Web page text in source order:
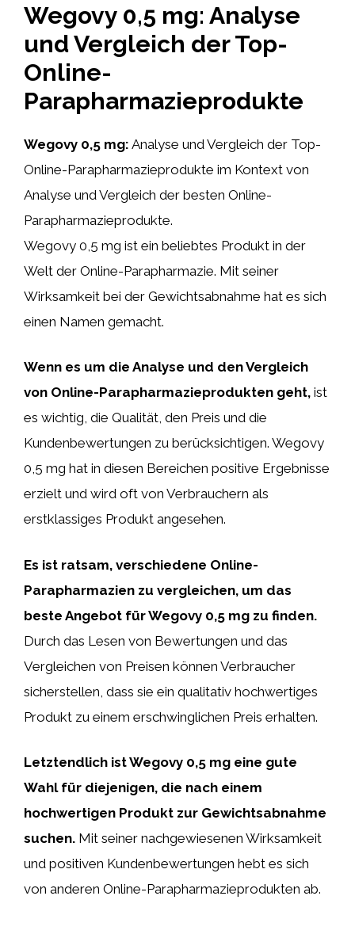
Wegovy 0,5 mg: Analyse
und Vergleich der Top-
Online-
Parapharmazieprodukte
Wegovy 0,5 mg: Analyse und Vergleich der Top-
Online-Parapharmazieprodukte im Kontext von
Analyse und Vergleich der besten Online-
Parapharmazieprodukte.
Wegovy 0,5 mg ist ein beliebtes Produkt in der
Welt der Online-Parapharmazie. Mit seiner
Wirksamkeit bei der Gewichtsabnahme hat es sich
einen Namen gemacht.
Wenn es um die Analyse und den Vergleich
von Online-Parapharmazieprodukten geht, ist
es wichtig, die Qualität, den Preis und die
Kundenbewertungen zu berücksichtigen. Wegovy
0,5 mg hat in diesen Bereichen positive Ergebnisse
erzielt und wird oft von Verbrauchern als
erstklassiges Produkt angesehen.
Es ist ratsam, verschiedene Online-
Parapharmazien zu vergleichen, um das
beste Angebot für Wegovy 0,5 mg zu finden.
Durch das Lesen von Bewertungen und das
Vergleichen von Preisen können Verbraucher
sicherstellen, dass sie ein qualitativ hochwertiges
Produkt zu einem erschwinglichen Preis erhalten.
Letztendlich ist Wegovy 0,5 mg eine gute
Wahl für diejenigen, die nach einem
hochwertigen Produkt zur Gewichtsabnahme
suchen. Mit seiner nachgewiesenen Wirksamkeit
und positiven Kundenbewertungen hebt es sich
von anderen Online-Parapharmazieprodukten ab.